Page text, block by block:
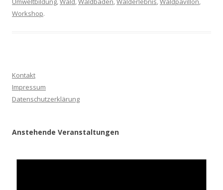
Workshop.
Kontakt
Impressum
Datenschutzerklärung
Anstehende Veranstaltungen